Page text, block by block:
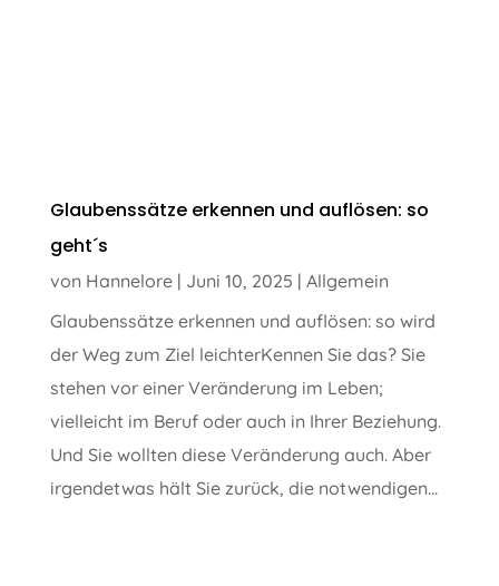
Glaubenssätze erkennen und auflösen: so
geht´s
von Hannelore| Juni 10, 2025 | Allgemein
Glaubenssätze erkennen und auflösen: so wird
der Weg zum Ziel leichterKennen Sie das? Sie
stehen vor einer Veränderung im Leben;
vielleicht im Beruf oder auch in Ihrer Beziehung.
Und Sie wollten diese Veränderung auch. Aber
irgendetwas hält Sie zurück, die notwendigen...